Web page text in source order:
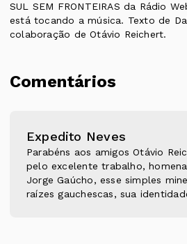
SUL SEM FRONTEIRAS da Rádio
está tocando a música. Texto de
colaboração de Otávio Reichert.
Comentários
Parabéns aos amigos Otávio
pelo excelente trabalho,
Jorge Gaúcho, esse simples
raízes gauchescas, sua
Expedito Neves